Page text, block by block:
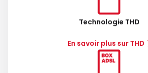
Technologie THD
En savoir plus sur THD